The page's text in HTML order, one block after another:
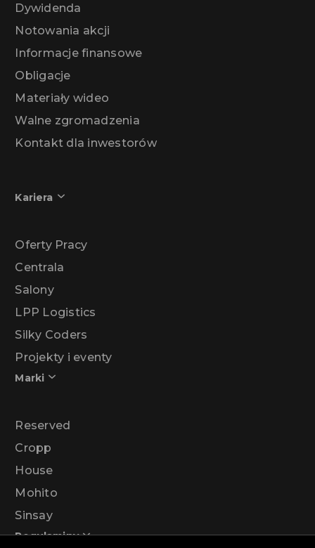
Dywidenda
Notowania akcji
Informacje finansowe
Obligacje
Materiały wideo
Walne zgromadzenia
Kontakt dla inwestorów
Kariera
Oferty Pracy
Centrala
Salony
LPP Logistics
Silky Coders
Projekty i eventy
Marki
Reserved
Cropp
House
Mohito
Sinsay
Regulaminy